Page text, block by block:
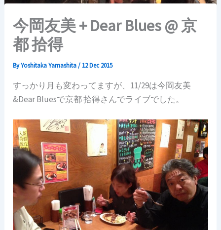
今岡友美 + Dear Blues @ 京
都 拾得
ByYoshitaka Yamashita/ 12 Dec 2015
すっかり月も変わってますが、11/29は今岡友美
&Dear Bluesで京都 拾得さんでライブでした。